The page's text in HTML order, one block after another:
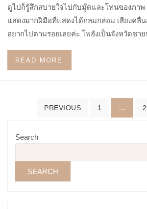
ดูไปก็รู้สึกสบายใจไปกับมู๊ดและโทนของภาพ
แสดงมากฝีมือที่แสดงได้กลมกล่อม เสียงคลื่
อยากไปตามรอยเลยค่ะ โพฮังเป็นจังหวัดชา
READ MORE
PREVIOUS 1 …
Search
SEARCH